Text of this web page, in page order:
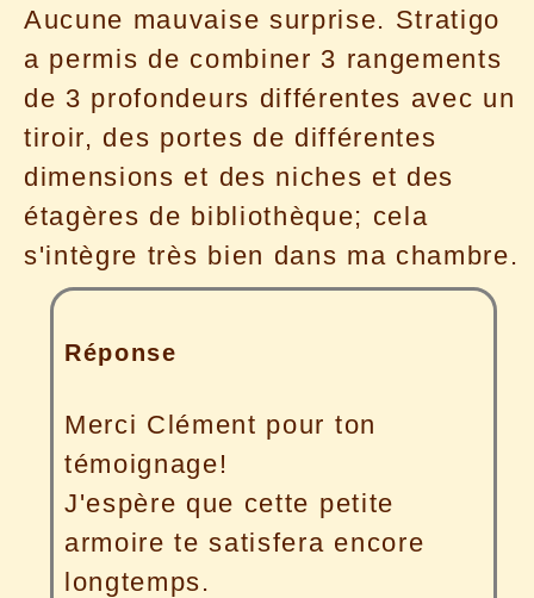
Aucune mauvaise surprise. Stratigo
a permis de combiner 3 rangements
de 3 profondeurs différentes avec un
tiroir, des portes de différentes
dimensions et des niches et des
étagères de bibliothèque; cela
s'intègre très bien dans ma chambre.
Réponse
Merci Clément pour ton
témoignage!
J'espère que cette petite
armoire te satisfera encore
longtemps.